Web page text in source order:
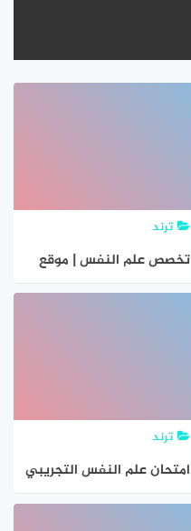
ترند
تخصص علم النفس | موقع
المعلومات
ترند
امتحان علم النفس التجريبي
يونيو 2021 للثانوية العامة